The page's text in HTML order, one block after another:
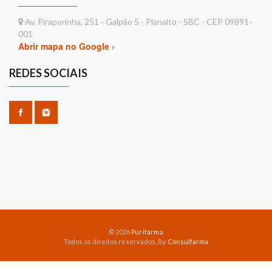
Av. Piraporinha, 251 - Galpão 5 - Planalto - SBC - CEP 09891-
001
Abrir mapa no Google ›
REDES SOCIAIS
© 2026 Purifarma
Todos os direitos reservados, By Consulfarma